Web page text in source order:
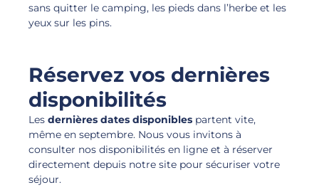
sans quitter le camping, les pieds dans l’herbe et les
yeux sur les pins.
Réservez vos dernières
disponibilités
Les dernières dates disponibles partent vite,
même en septembre. Nous vous invitons à
consulter nos disponibilités en ligne et à réserver
directement depuis notre site pour sécuriser votre
séjour.